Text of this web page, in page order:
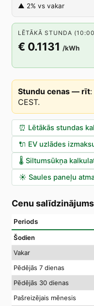
▲ 2% vs vakar
LĒTĀKĀ STUNDA
€ 0.1131 /kWh
Stundu cenas — rīt:
CEST.
⏰ Lētākās stundas
🔌 EV uzlādes
🌡️ Siltumsūkņa
☀️ Saules paneļu
Cenu salīdzinājums
Periods
Šodien
Vakar
Pēdējās 7 dienas
Pēdējās 30 dienas
Pašreizējais mēnesis